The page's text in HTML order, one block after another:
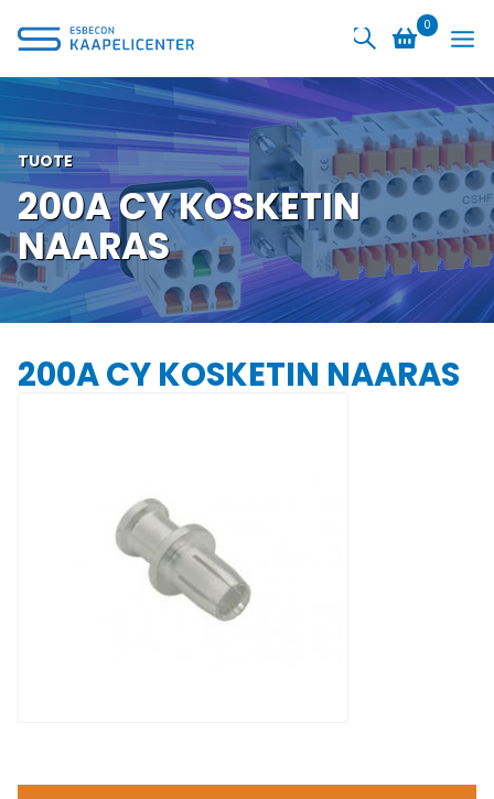
sisältöön
0
TUOTE
200A CY KOSKETIN
NAARAS
200A CY KOSKETIN NAARAS